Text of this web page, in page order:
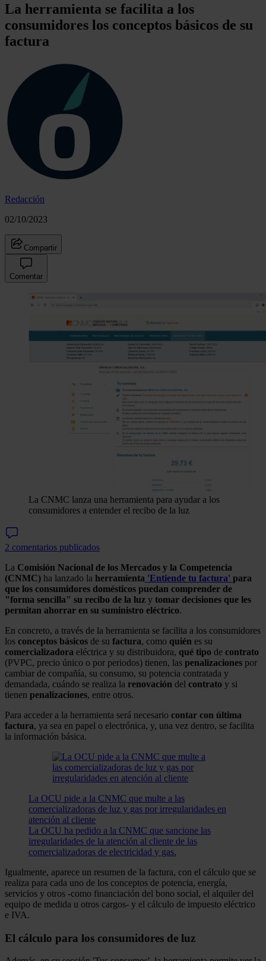
La herramienta se facilita a los
consumidores los conceptos básicos de su
factura
Redacción
02/10/2023
Compartir
Comentar
La CNMC lanza una herramienta para ayudar a los
consumidores a entender el recibo de la luz
2 comentarios publicados
La Comisión Nacional de los Mercados y la Competencia
(CNMC) ha lanzado la herramienta 'Entiende tu factura' para
que los consumidores domésticos puedan comprender de
"forma sencilla" su recibo de la luz y tomar decisiones que les
permitan ahorrar en su suministro eléctrico.
En concreto, a través de la herramienta se facilita a los consumidores
los conceptos básicos de su factura, como quién es su
comercializadora eléctrica y su distribuidora, qué tipo de contrato
(PVPC, precio único o por periodos) tienen, las penalizaciones por
cambiar de compañía, su consumo, su potencia contratada y
demandada, cuándo se realiza la renovación del contrato y si
tienen penalizaciones, entre otros.
Para acceder a la herramienta será necesario contar con última
factura, ya sea en papel o electrónica, y, una vez dentro, se facilita
la información básica.
La OCU pide a la CNMC que multe a las
comercializadoras de luz y gas por irregularidades en
atención al cliente
La OCU ha pedido a la CNMC que sancione las
irregularidades de la atención al cliente de las
comercializadoras de electricidad y gas.
Igualmente, aparece un resumen de la factura, con el cálculo que se
realiza para cada uno de los conceptos de potencia, energía,
servicios y otros -como financiación del bono social, el alquiler del
equipo de medida u otros cargos- y el cálculo de impuesto eléctrico
e IVA.
El cálculo para los consumidores de luz